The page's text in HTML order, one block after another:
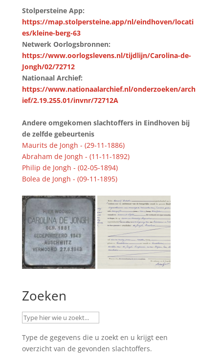
Stolpersteine App:
https://map.stolpersteine.app/nl/eindhoven/locati
es/kleine-berg-63
Netwerk Oorlogsbronnen:
https://www.oorlogslevens.nl/tijdlijn/Carolina-de-
Jongh/02/72712
Nationaal Archief:
https://www.nationaalarchief.nl/onderzoeken/arch
ief/2.19.255.01/invnr/72712A
Andere omgekomen slachtoffers in Eindhoven bij
de zelfde gebeurtenis
Maurits de Jongh - (29-11-1886)
Abraham de Jongh - (11-11-1892)
Philip de Jongh - (02-05-1894)
Bolea de Jongh - (09-11-1895)
Zoeken
Type de gegevens die u zoekt en u krijgt een
overzicht van de gevonden slachtoffers.